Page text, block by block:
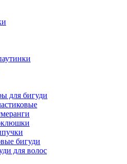
для бигуди
бигуди
для волос